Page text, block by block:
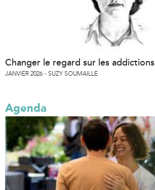
Changer le regard sur les addictions
JANVIER 2026 SUZY SOUMAILLE
Agenda